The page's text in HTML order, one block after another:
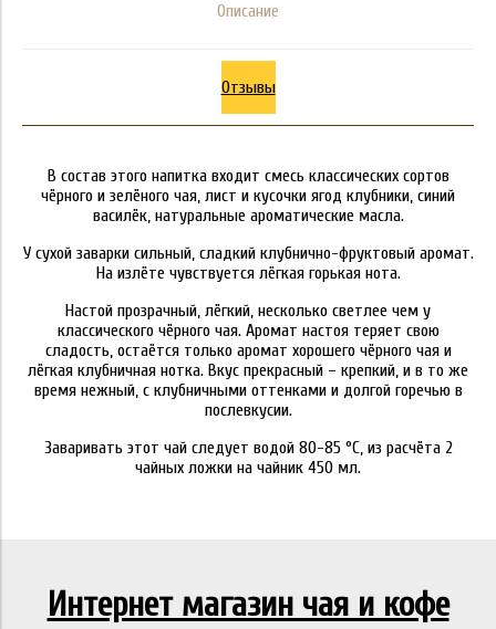
Описание
Отзывы
В состав этого напитка входит смесь классических сортов
чёрного и зелёного чая, лист и кусочки ягод клубники, синий
василёк, натуральные ароматические масла.
У сухой заварки сильный, сладкий клубнично-фруктовый аромат.
На излёте чувствуется лёгкая горькая нота.
Настой прозрачный, лёгкий, несколько светлее чем у
классического чёрного чая. Аромат настоя теряет свою
сладость, остаётся только аромат хорошего чёрного чая и
лёгкая клубничная нотка. Вкус прекрасный – крепкий, и в то же
время нежный, с клубничными оттенками и долгой горечью в
послевкусии.
Заваривать этот чай следует водой 80-85 °C, из расчёта 2
чайных ложки на чайник 450 мл.
Интернет магазин чая и кофе